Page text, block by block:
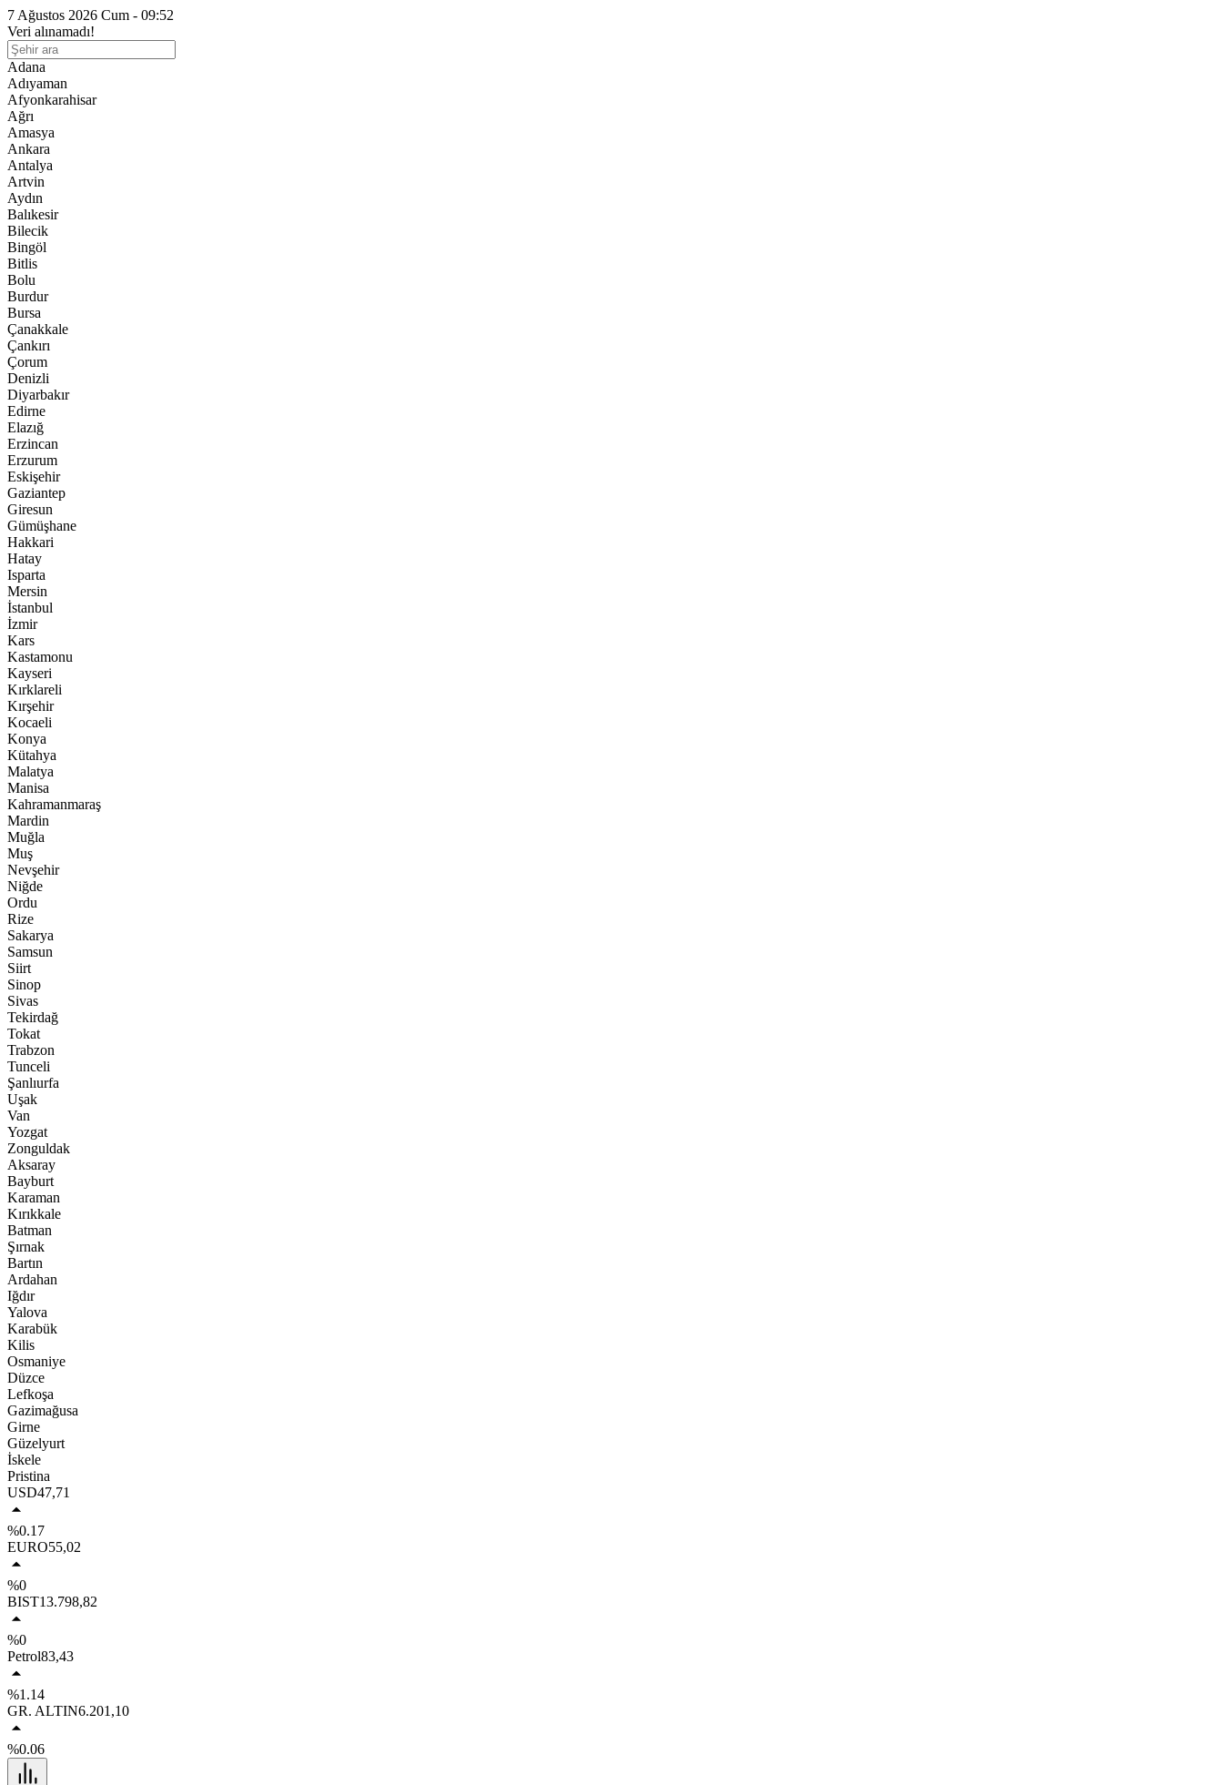
7 Ağustos 2026 Cum - 09:52
Veri alınamadı!
Adana
Adıyaman
Afyonkarahisar
Ağrı
Amasya
Ankara
Antalya
Artvin
Aydın
Balıkesir
Bilecik
Bingöl
Bitlis
Bolu
Burdur
Bursa
Çanakkale
Çankırı
Çorum
Denizli
Diyarbakır
Edirne
Elazığ
Erzincan
Erzurum
Eskişehir
Gaziantep
Giresun
Gümüşhane
Hakkari
Hatay
Isparta
Mersin
İstanbul
İzmir
Kars
Kastamonu
Kayseri
Kırklareli
Kırşehir
Kocaeli
Konya
Kütahya
Malatya
Manisa
Kahramanmaraş
Mardin
Muğla
Muş
Nevşehir
Niğde
Ordu
Rize
Sakarya
Samsun
Siirt
Sinop
Sivas
Tekirdağ
Tokat
Trabzon
Tunceli
Şanlıurfa
Uşak
Van
Yozgat
Zonguldak
Aksaray
Bayburt
Karaman
Kırıkkale
Batman
Şırnak
Bartın
Ardahan
Iğdır
Yalova
Karabük
Kilis
Osmaniye
Düzce
Lefkoşa
Gazimağusa
Girne
Güzelyurt
İskele
Pristina
USD47,71
%0.17
EURO55,02
%0
BIST13.798,82
%0
Petrol83,43
%1.14
GR. ALTIN6.201,10
%0.06